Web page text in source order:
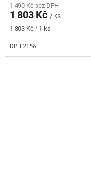
produktu
je
4,1
5
1 490 Kč bez DPH
1 803 Kč / ks
Měrná
1 803 Kč / 1 ks
DPH 21%